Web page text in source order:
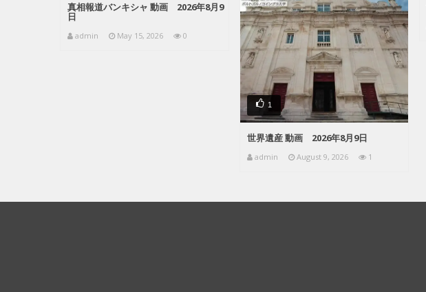
真相報道バンキシャ 動画 2026年8月9
日
admin May 15, 2026 0
1
世界遺産 動画 2026年8月9日
admin August 9, 2026 1